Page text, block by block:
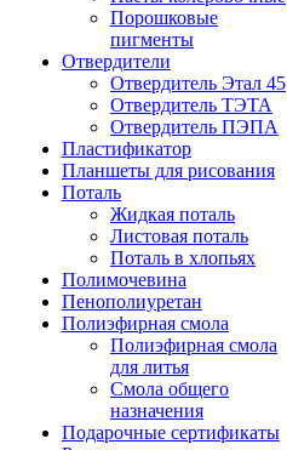
Порошковые
пигменты
Отвердители
Отвердитель Этал 45
Отвердитель ТЭТА
Отвердитель ПЭПА
Пластификатор
Планшеты для рисования
Поталь
Жидкая поталь
Листовая поталь
Поталь в хлопьях
Полимочевина
Пенополиуретан
Полиэфирная смола
Полиэфирная смола
для литья
Смола общего
назначения
Подарочные сертификаты